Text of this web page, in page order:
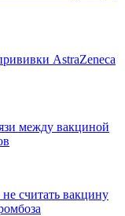
AstraZeneca
между вакциной
считать вакцину